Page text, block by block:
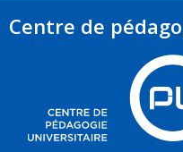
Centre de